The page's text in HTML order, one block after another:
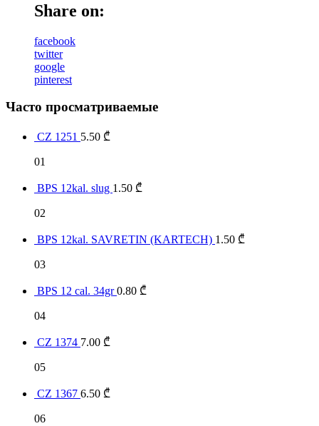
Share on:
facebook
twitter
google
pinterest
Часто просматриваемые
CZ 1251 5.50 ₾
01
BPS 12kal. slug 1.50 ₾
02
BPS 12kal. SAVRETIN (KARTECH) 1.50 ₾
03
BPS 12 cal. 34gr0.80 ₾
04
CZ 1374 7.00 ₾
05
CZ 1367 6.50 ₾
06